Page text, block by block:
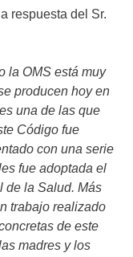
respuesta del Sr.
la OMS está muy
producen hoy en
una de las que
Código fue
con una serie
fue adoptada el
de la Salud. Más
trabajo realizado
de este
madres y los